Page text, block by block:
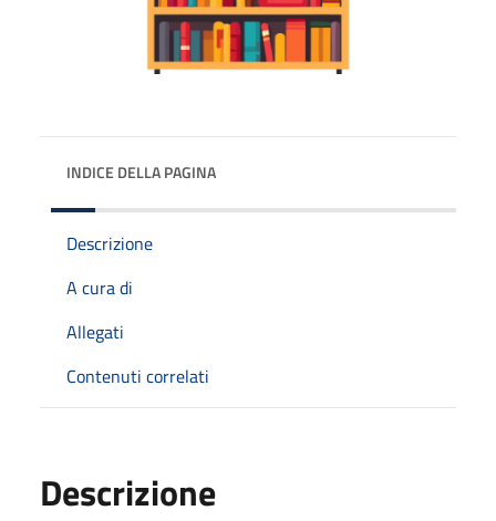
INDICE DELLA PAGINA
Descrizione
A cura di
Allegati
Contenuti correlati
Descrizione